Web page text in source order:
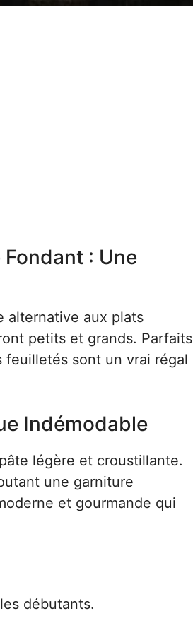
: Une
alternative aux plats
petits et grands. Parfaits
sont un vrai régal
Indémodable
légère et croustillante.
une garniture
et gourmande qui
débutants.